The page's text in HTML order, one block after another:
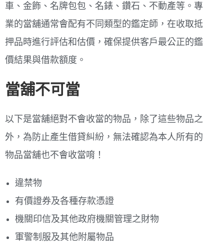
車、金飾、名牌包包、名錶、鑽石、不動產等。專
業的當舖通常會配有不同類型的鑑定師，在收取抵
押品時進行評估和估價，確保提供客戶最公正的鑑
價結果與借款額度。
當舖不可當
以下是當舖絕對不會收當的物品，除了這些物品之
外，為防止產生借貸糾紛，無法確認為本人所有的
物品當舖也不會收當唷！
違禁物
有價證券及各種存款憑證
機關印信及其他政府機關管理之財物
軍警制服及其他附屬物品